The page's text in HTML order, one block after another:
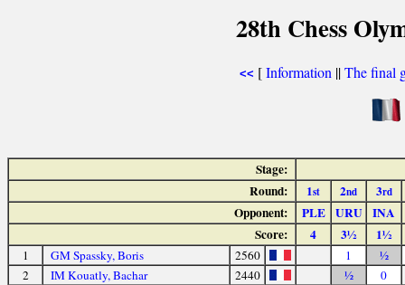
28th Chess
<< [Information ||The final
Stage:
Round:
1st 2nd 3rd
Opponent: PLE URU INA
Score:
4 3½ 1½
1 GM Spassky, Boris 2560 1
½
2
IM Kouatly, Bachar 2440 ½
0